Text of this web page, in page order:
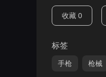
收藏 0
标签
手枪 枪械